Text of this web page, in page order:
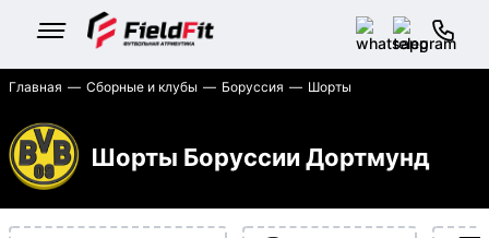
Главная Сборные и клубы Боруссия Шорты
Шорты Боруссии Дортмунд